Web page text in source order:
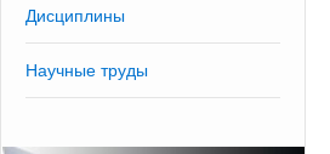
Дисциплины
Научные труды